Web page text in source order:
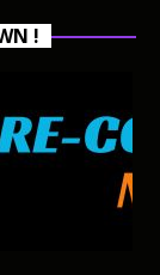
!